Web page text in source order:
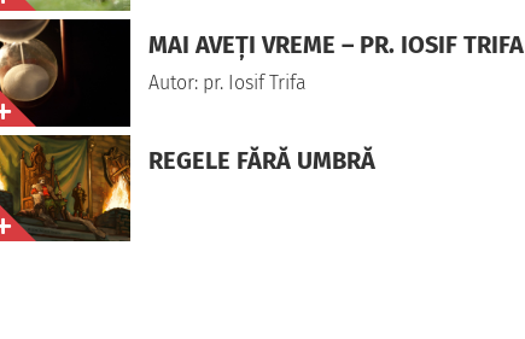
MAI AVEȚI VREME – PR. IOSIF TRIFA
Autor: pr. Iosif Trifa
REGELE FĂRĂ UMBRĂ